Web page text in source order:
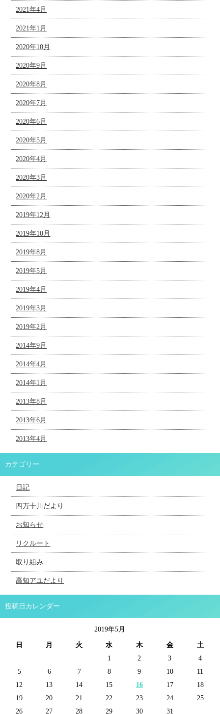
2021年4月
2021年1月
2020年10月
2020年9月
2020年8月
2020年7月
2020年6月
2020年5月
2020年4月
2020年3月
2020年2月
2019年12月
2019年10月
2019年8月
2019年5月
2019年4月
2019年3月
2019年2月
2014年9月
2014年4月
2014年1月
2013年8月
2013年6月
2013年4月
カテゴリー
日記
四万十川だより
お知らせ
リクルート
取り組み
高知アユだより
投稿日カレンダー
2019年5月
日 月 火 水 木 金
土
1
2 3
4
5
6 7 8 9 10
11
12
13 14 15 16 17
18
19
20 21 22 23 24
25
26
27 28 29 30 31